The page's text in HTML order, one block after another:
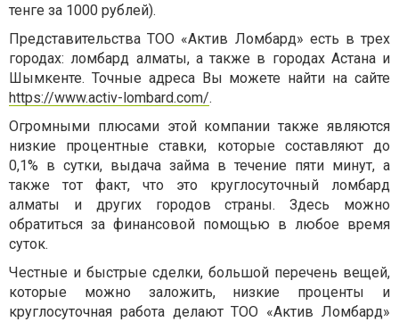
тенге за 1000 рублей).
Представительства ТОО «Актив Ломбард» есть в трех
городах: ломбард алматы, а также в городах Астана и
Шымкенте. Точные адреса Вы можете найти на сайте
https://www.activ-lombard.com/.
Огромными плюсами этой компании также являются
низкие процентные ставки, которые составляют до
0,1% в сутки, выдача займа в течение пяти минут, а
также тот факт, что это круглосуточный ломбард
алматы и других городов страны. Здесь можно
обратиться за финансовой помощью в любое время
суток.
Честные и быстрые сделки, большой перечень вещей,
которые можно заложить, низкие проценты и
круглосуточная работа делают ТОО «Актив Ломбард»